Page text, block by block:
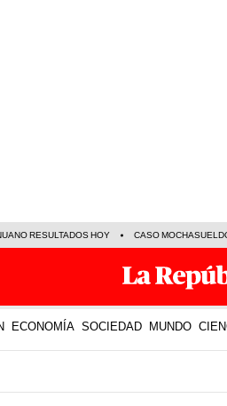
RESULTADOS HOY CASO
ECONOMÍA SOCIEDAD MUNDO